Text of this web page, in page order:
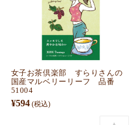
女子お茶倶楽部 すらりさんの
国産マルベリーリーフ 品番
51004
¥594 (税込)